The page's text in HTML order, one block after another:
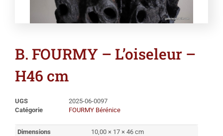
B. FOURMY – L’oiseleur –
H46 cm
UGS
2025-06-0097
Catégorie
FOURMY Bérénice
Dimensions 10,00 × 17 × 46 cm